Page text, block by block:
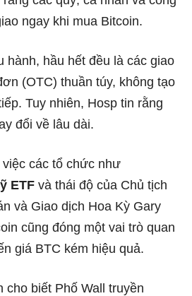
ngay khi mua Bitcoin.
hành, hầu hết đều là các giao
(OTC) thuần túy, không tạo
Tuy nhiên, Hosp tin rằng
đổi về lâu dài.
các tổ chức như
ETF và thái độ của Chủ tịch
và Giao dịch Hoa Kỳ Gary
cũng đóng một vai trò quan
giá BTC kém hiệu quả.
cho biết Phố Wall truyền